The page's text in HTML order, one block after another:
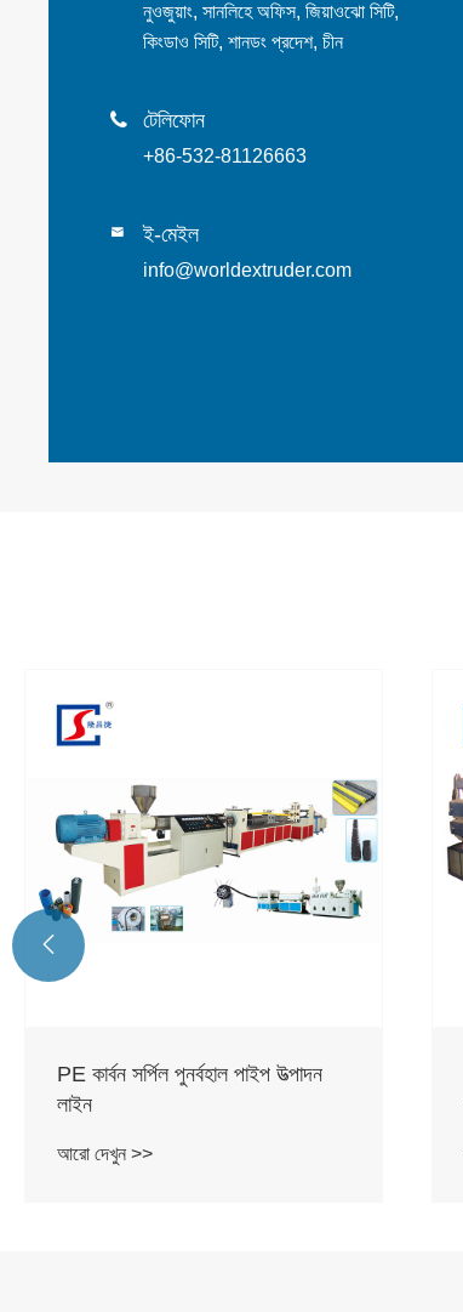
নুওজুয়াং, সানলিহে অফিস, জিয়াওঝো সিটি,
কিংডাও সিটি, শানডং প্রদেশ, চীন
 টেলিফোন
+86-532-81126663
 ই-মেইল
info@worldextruder.com
PE কার্বন সর্পিল পুনর্বহাল পাইপ উত্পাদন
লাইন
আরো দেখুন >>
